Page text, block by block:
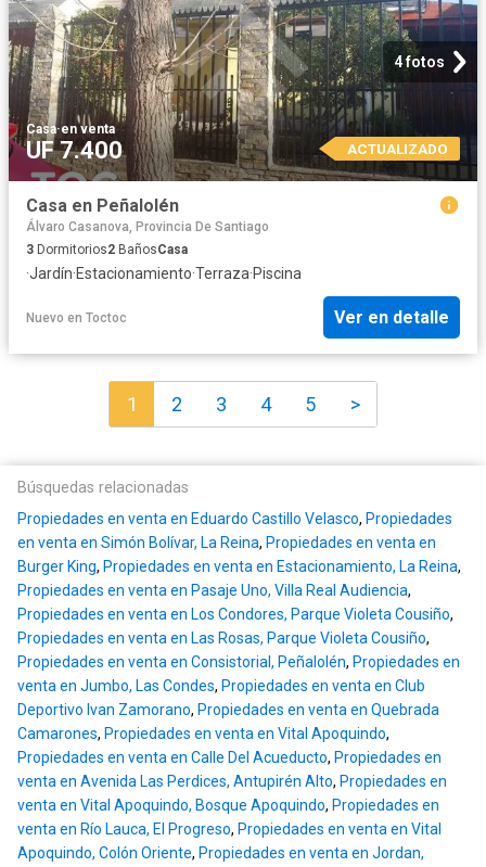
4 fotos
Casa·en venta
UF 7.400 ACTUALIZADO
Casa en Peñalolén
Álvaro Casanova, Provincia De Santiago
3 Dormitorios2 BañosCasa
·Jardín·Estacionamiento·Terraza·Piscina
Nuevo en Toctoc Ver en detalle
1 2 3 4 5 >
Búsquedas relacionadas
Propiedades en venta en Eduardo Castillo Velasco, Propiedades
en venta en Simón Bolívar, La Reina, Propiedades en venta en
Burger King, Propiedades en venta en Estacionamiento, La Reina,
Propiedades en venta en Pasaje Uno, Villa Real Audiencia,
Propiedades en venta en Los Condores, Parque Violeta Cousiño,
Propiedades en venta en Las Rosas, Parque Violeta Cousiño,
Propiedades en venta en Consistorial, Peñalolén, Propiedades en
venta en Jumbo, Las Condes, Propiedades en venta en Club
Deportivo Ivan Zamorano, Propiedades en venta en Quebrada
Camarones, Propiedades en venta en Vital Apoquindo,
Propiedades en venta en Calle Del Acueducto, Propiedades en
venta en Avenida Las Perdices, Antupirén Alto, Propiedades en
venta en Vital Apoquindo, Bosque Apoquindo, Propiedades en
venta en Río Lauca, El Progreso, Propiedades en venta en Vital
Apoquindo, Colón Oriente, Propiedades en venta en Jordan,